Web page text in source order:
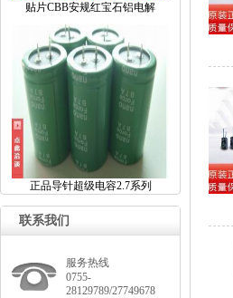
贴片CBB安规红宝石铝电解
正品导针超级电容2.7系列
联系我们
服务热线
0755-
28129789/27749678